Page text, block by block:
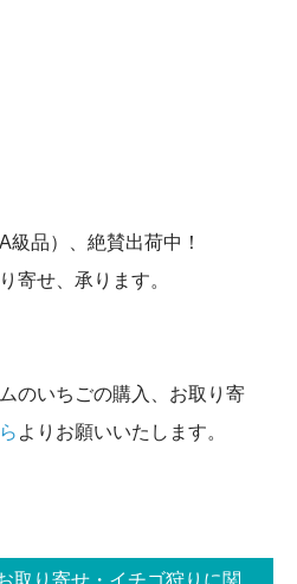
品）、絶賛出荷中！
寄せ、承ります。
のいちごの購入、お取り寄
よりお願いいたします。
取り寄せ・イチゴ狩りに関